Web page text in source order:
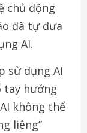
chủ động
đã tự đưa
AI.
sử dụng AI
tay hướng
không thể
liêng”